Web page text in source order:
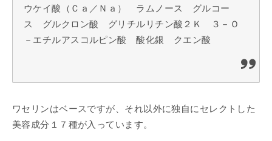
ウケイ酸（Ｃａ／Ｎａ） ラムノース グルコー
ス グルクロン酸 グリチルリチン酸２Ｋ ３－Ｏ
－エチルアスコルピン酸 酸化銀 クエン酸
ワセリンはベースですが、それ以外に独自にセレクトした
美容成分１７種が入っています。